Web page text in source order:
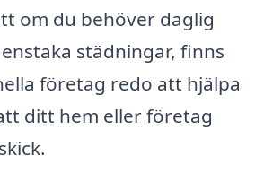
om du behöver daglig
städningar, finns
företag redo att hjälpa
ditt hem eller företag